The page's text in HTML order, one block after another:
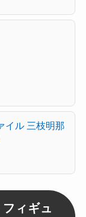
イル 三枝明那
ィギュ